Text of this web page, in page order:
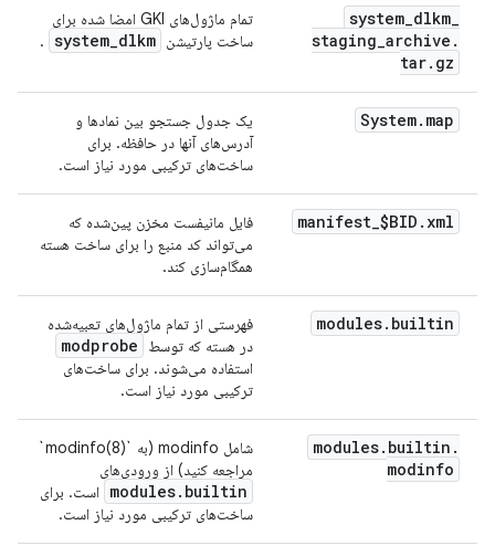
system_dlkm_
staging_archive .
tar. gz
تمام ماژول‌های GKI امضا شده برای
ساخت پارتیشن
system_dlkm
.
System. map
یک جدول جستجو بین نمادها و
آدرس‌های آنها در حافظه. برای
ساخت‌های ترکیبی مورد نیاز است.
manifest_$BID . xml
فایل مانیفست مخزن پین‌شده که
می‌تواند کد منبع را برای ساخت هسته
همگام‌سازی کند.
modules. builtin
فهرستی از تمام ماژول‌های تعبیه‌شده
در هسته که توسط
modprobe
استفاده می‌شوند. برای ساخت‌های
ترکیبی مورد نیاز است.
modules. builtin .
modinfo
شامل modinfo (به `modinfo(8)`
مراجعه کنید) از ورودی‌های
modules. builtin
است. برای
ساخت‌های ترکیبی مورد نیاز است.